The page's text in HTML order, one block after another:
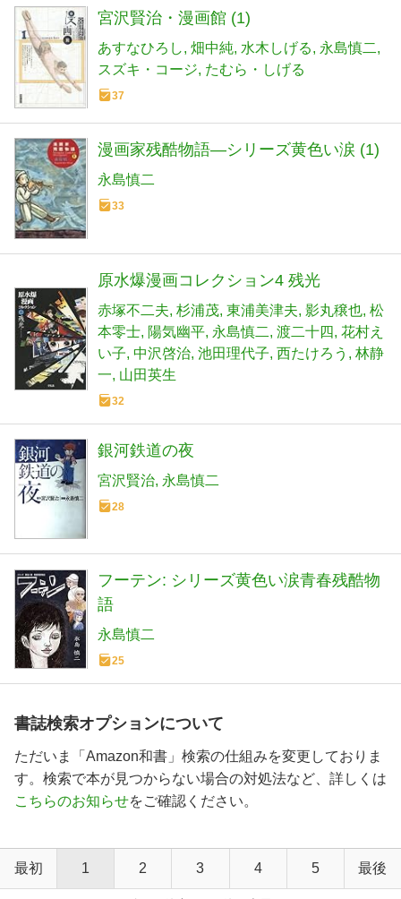
宮沢賢治・漫画館 (1)
あすなひろし 畑中純 水木しげる
永島慎二
スズキ・コージ たむら・しげる
37
漫画家残酷物語―シリーズ黄色い涙 (1)
永島慎二
33
原水爆漫画コレクション4 残光
赤塚不二夫 杉浦茂 東浦美津夫 影丸穣也 松
本零士 陽気幽平 永島慎二 渡二十四 花村え
い子 中沢啓治 池田理代子 西たけろう
林静
一 山田英生
32
銀河鉄道の夜
宮沢賢治 永島慎二
28
フーテン: シリーズ黄色い涙青春残酷物
語
永島慎二
25
書誌検索オプションについて
ただいま「Amazon和書」検索の仕組みを変更しておりま
す。検索で本が見つからない場合の対処法など、詳しくは
こちらのお知らせをご確認ください。
最初 1 2 3 4 5 最後